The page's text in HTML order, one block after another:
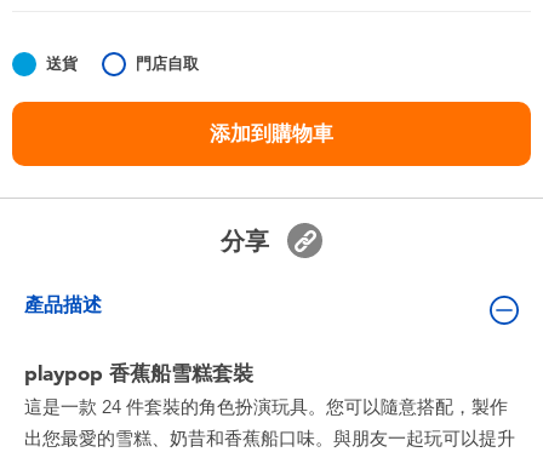
任天堂 Switch
送貨 門店自取
添加到購物車
分享
產品描述
playpop 香蕉船雪糕套裝
這是一款 24 件套裝的角色扮演玩具。您可以隨意搭配，製作
出您最愛的雪糕、奶昔和香蕉船口味。與朋友一起玩可以提升